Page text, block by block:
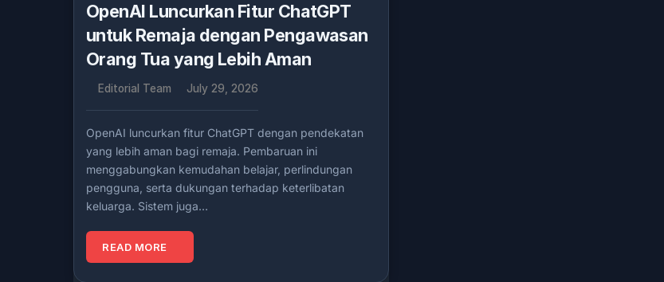
OpenAI Luncurkan Fitur ChatGPT
untuk Remaja dengan Pengawasan
Orang Tua yang Lebih Aman
Editorial Team July 29, 2026
OpenAI luncurkan fitur ChatGPT dengan pendekatan
yang lebih aman bagi remaja. Pembaruan ini
menggabungkan kemudahan belajar, perlindungan
pengguna, serta dukungan terhadap keterlibatan
keluarga. Sistem juga…
READ MORE